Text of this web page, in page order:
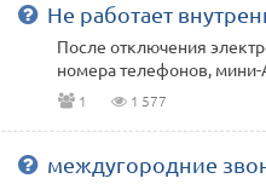
Не работает
После отключения
номера телефонов, мини-
1 1 577
междугородние